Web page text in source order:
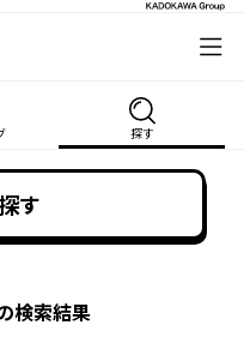
探す
す
検索結果